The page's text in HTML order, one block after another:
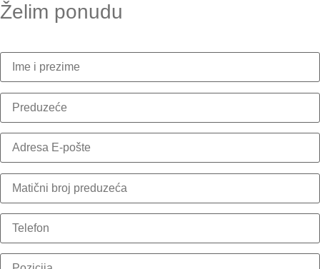
Želim ponudu